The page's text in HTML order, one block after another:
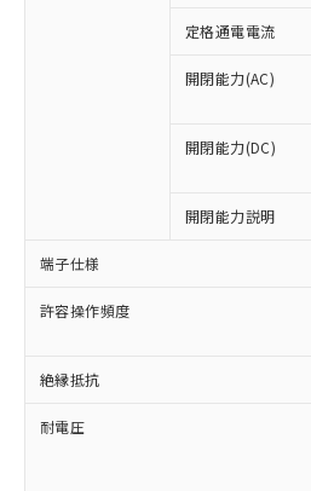
定格通電電流
開閉能力(AC)
開閉能力(DC)
開閉能力説明
端子仕様
許容操作頻度
絶縁抵抗
耐電圧
ご利用条件
ご利用ください。
本サービスは、当
商品の当社在庫状
(税抜)を提供させて
当社制御機器事業
本サービスの対象
ことをご了承くださ
在庫状況および標準
対応済み：EU RoHS
非含有に対応した製品が
対応予定：EU RoHS指令
有に対応した製品に切り
対応予定なし：EU RoHS
非含有に非対応の商品で
定はありません。
調査・確認中：EU RoHS
非含有の対応状況を調査
害物質有無と関係のない
仕入先様の事情により、
いたものが、含有品と判
むを得ず変更することが
※1 中国RoHS○×表
「○」：最大均質材料含
基準値以下であることを
「×」：最大均質材料含有
基準値を超えていること
「－」：未確認です。当
当社は、これら貴
為替および外国貿易